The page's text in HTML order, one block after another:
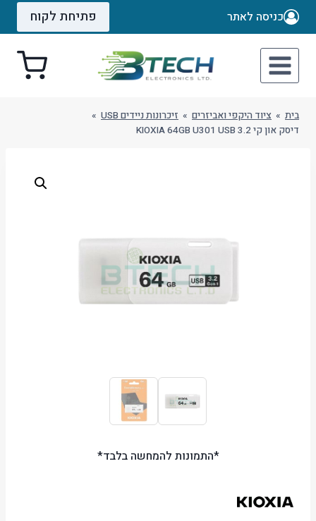
Skip
כניסה לאתר פתיחת לקוח
בית » ציוד היקפי ואביזרים » זיכרונות ניידים USB
»
דיסק און קי KIOXIA 64GB U301 USB 3.2
*התמונות להמחשה בלבד*